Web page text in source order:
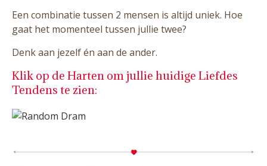
Een combinatie tussen 2 mensen is altijd uniek. Hoe
gaat het momenteel tussen jullie twee?
Denk aan jezelf én aan de ander.
Klik op de Harten om jullie huidige Liefdes
Tendens te zien: